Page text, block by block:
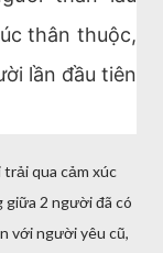
thân thuộc,
lần đầu tiên
qua cảm xúc
giữa 2 người đã có
với người yêu cũ,